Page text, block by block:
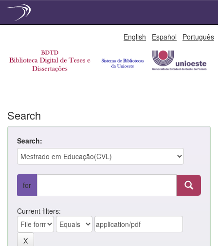
English Español Português
Search
Search:
for
Current filters: